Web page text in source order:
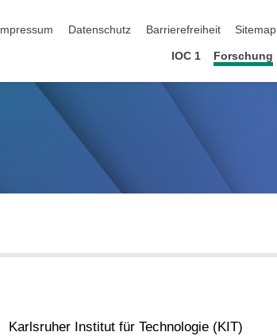
Impressum Datenschutz Barrierefreiheit Sitemap
IOC 1 Forschung
Karlsruher Institut für Technologie (KIT)